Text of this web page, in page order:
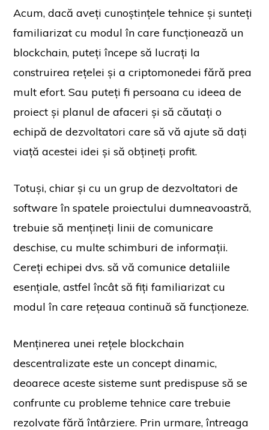
Acum, dacă aveți cunoștințele tehnice și sunteți
familiarizat cu modul în care funcționează un
blockchain, puteți începe să lucrați la
construirea rețelei și a criptomonedei fără prea
mult efort. Sau puteți fi persoana cu ideea de
proiect și planul de afaceri și să căutați o
echipă de dezvoltatori care să vă ajute să dați
viață acestei idei și să obțineți profit.
Totuși, chiar și cu un grup de dezvoltatori de
software în spatele proiectului dumneavoastră,
trebuie să mențineți linii de comunicare
deschise, cu multe schimburi de informații.
Cereți echipei dvs. să vă comunice detaliile
esențiale, astfel încât să fiți familiarizat cu
modul în care rețeaua continuă să funcționeze.
Menținerea unei rețele blockchain
descentralizate este un concept dinamic,
deoarece aceste sisteme sunt predispuse să se
confrunte cu probleme tehnice care trebuie
rezolvate fără întârziere. Prin urmare, întreaga